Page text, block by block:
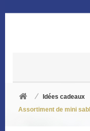
Idées cadeaux
Assortiment de mini